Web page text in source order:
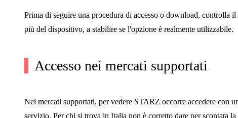
Prima di seguire una procedura di accesso o download, controlla
più del dispositivo, a stabilire se l'opzione è realmente utilizzabile.
Accesso nei mercati supportati
Nei mercati supportati, per vedere STARZ occorre accedere con
servizio. Per chi si trova in Italia non è corretto dare per scontata